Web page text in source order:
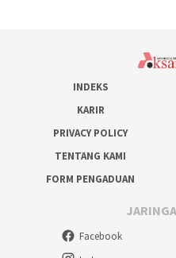
INDEKS
KARIR
PRIVACY POLICY
TENTANG KAMI
FORM PENGADUAN
Facebook